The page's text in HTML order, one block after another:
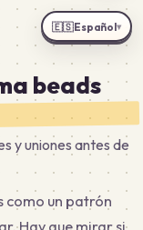
beads
y uniones antes de
como un patrón
Hay que mirar si
🇪🇸Español▾